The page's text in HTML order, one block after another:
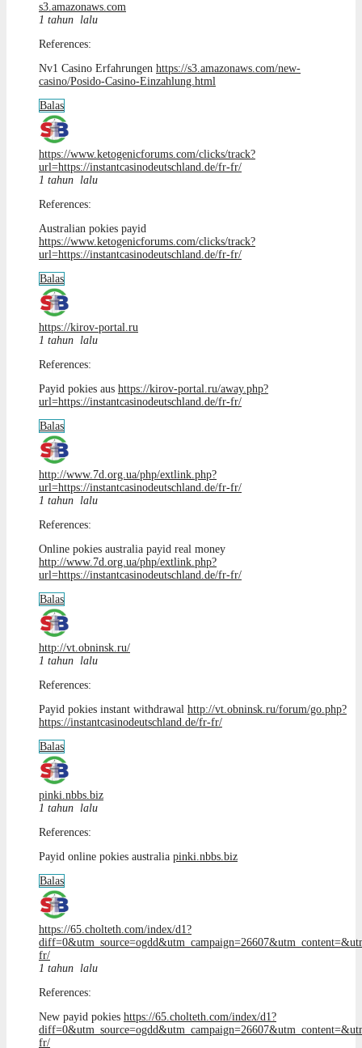
s3.amazonaws.com
1 tahun lalu
References:
Nv1 Casino Erfahrungen https://s3.amazonaws.com/new-
casino/Posido-Casino-Einzahlung.html
Balas
https://www.ketogenicforums.com/clicks/track?
url=https://instantcasinodeutschland.de/fr-fr/
1 tahun lalu
References:
Australian pokies payid
https://www.ketogenicforums.com/clicks/track?
url=https://instantcasinodeutschland.de/fr-fr/
Balas
https://kirov-portal.ru
1 tahun lalu
References:
Payid pokies aus https://kirov-portal.ru/away.php?
url=https://instantcasinodeutschland.de/fr-fr/
Balas
http://www.7d.org.ua/php/extlink.php?
url=https://instantcasinodeutschland.de/fr-fr/
1 tahun lalu
References:
Online pokies australia payid real money
http://www.7d.org.ua/php/extlink.php?
url=https://instantcasinodeutschland.de/fr-fr/
Balas
http://vt.obninsk.ru/
1 tahun lalu
References:
Payid pokies instant withdrawal http://vt.obninsk.ru/forum/go.php?
https://instantcasinodeutschland.de/fr-fr/
Balas
pinki.nbbs.biz
1 tahun lalu
References:
Payid online pokies australia pinki.nbbs.biz
Balas
https://65.cholteth.com/index/d1?
fr/
1 tahun lalu
References:
New payid pokies https://65.cholteth.com/index/d1?
fr/